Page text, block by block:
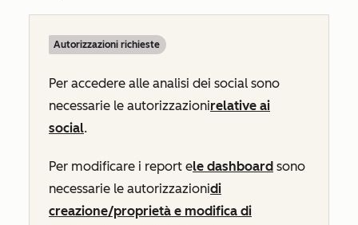
Autorizzazioni richieste
Per accedere alle analisi dei social sono
necessarie le autorizzazionirelative ai
social.
Per modificare i report ele dashboard sono
necessarie le autorizzazionidi
creazione/proprietà e modifica di